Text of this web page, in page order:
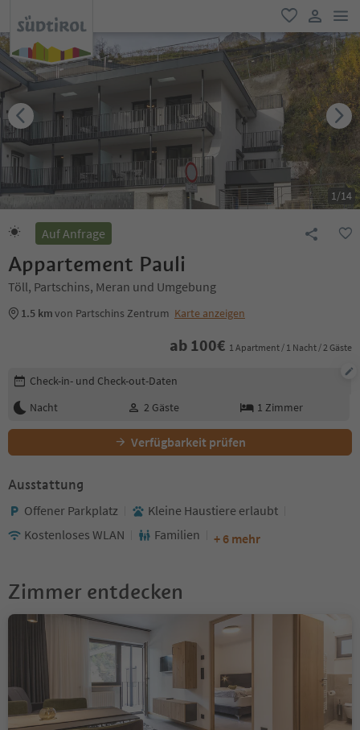
favorit
user link
1/14
Auf Anfrage
Appartement Pauli
Töll, Partschins, Meran und Umgebung
1.5 kmvon Partschins Zentrum Karte anzeigen
ab 100€ 1 Apartment / 1 Nacht / 2 Gäste
Buchungsdetails bearbeiten
Check-in- und Check-out-Daten
Nacht
2 Gäste 1 Zimmer
Verfügbarkeit prüfen
Ausstattung
Offener Parkplatz
Kleine Haustiere erlaubt
Kostenloses WLAN
Familien + 6 mehr
Zimmer entdecken